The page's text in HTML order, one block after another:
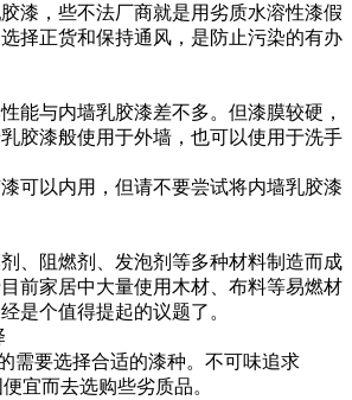
漆，些不法厂商就是用劣质水溶性漆假
择正货和保持通风，是防止污染的有办
与内墙乳胶漆差不多。但漆膜较硬，
胶漆般使用于外墙，也可以使用于洗手
以内用，但请不要尝试将内墙乳胶漆
阻燃剂、发泡剂等多种材料制造而成
前家居中大量使用木材、布料等易燃材
是个值得提起的议题了。
要选择合适的漆种。不可味追求
宜而去选购些劣质品。